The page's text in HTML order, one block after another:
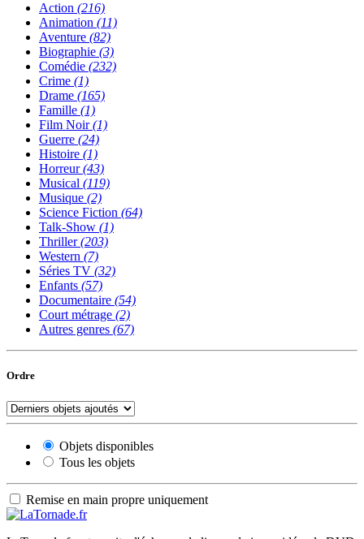
Action (216)
Animation (11)
Aventure (82)
Biographie (3)
Comédie (232)
Crime (1)
Drame (165)
Famille (1)
Film Noir(1)
Guerre (24)
Histoire (1)
Horreur(43)
Musical (119)
Musique (2)
Science Fiction (64)
Talk-Show (1)
Thriller(203)
Western (7)
Séries TV (32)
Enfants (57)
Documentaire (54)
Court métrage (2)
Autres genres (67)
Ordre
Objets disponibles
Tous les objets
Remise en main propre uniquement